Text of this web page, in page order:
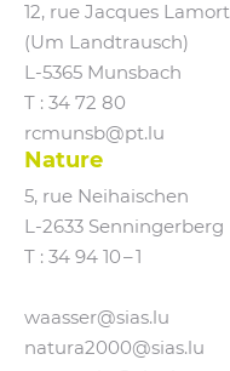
12, rue Jacques Lamort
(Um Landtrausch)
L‑5365 Munsbach
T : 34 72 80
rcmunsb@​pt.​lu
Nature
5, rue Neihaischen
L‑2633 Senningerberg
T : 34 94 10 – 1
waasser@​sias.​lu
natura2000@​sias.​lu